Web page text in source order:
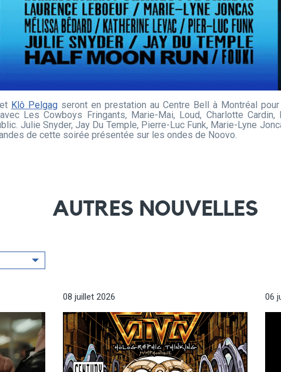
et Klô Pelgag seront en prestation au Centre Bell à Montréal
Les Cowboys Fringants, Marie-Mai, Loud, Charlotte
Julie Snyder, Jay Du Temple, Pierre-Luc Funk, Marie-Lyne
de cette soirée présentée sur les ondes de Noovo.
AUTRES NOUVELLES
08 juillet 2026 06